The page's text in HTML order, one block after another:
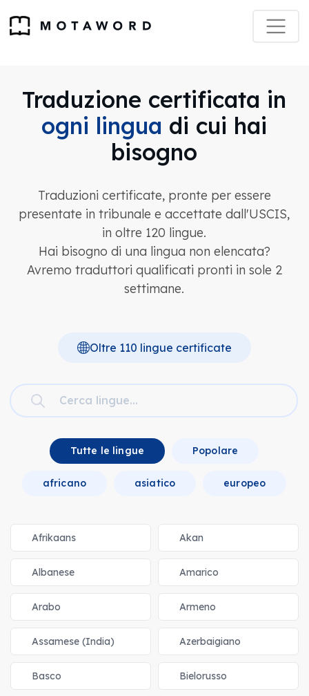
Traduzione certificata in
ogni lingua di cui hai
bisogno
Traduzioni certificate, pronte per essere
presentate in tribunale e accettate dall'USCIS,
in oltre 120 lingue.
Hai bisogno di una lingua non elencata?
Avremo traduttori qualificati pronti in sole 2
settimane.
Oltre 110 lingue certificate
Tutte le lingue Popolare
africano asiatico europeo
Afrikaans Akan
Albanese Amarico
Arabo Armeno
Assamese (India) Azerbaigiano
Basco Bielorusso